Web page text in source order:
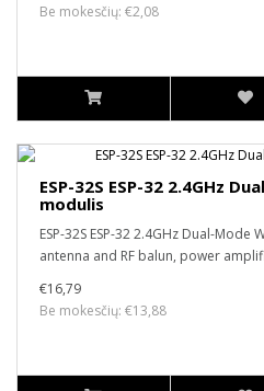
Be mokesčių: €2,08
ESP-32S ESP-32 2.4GHz
modulis
ESP-32S ESP-32 2.4GHz Dual-
antenna and RF balun, power
€16,79
Be mokesčių: €13,88